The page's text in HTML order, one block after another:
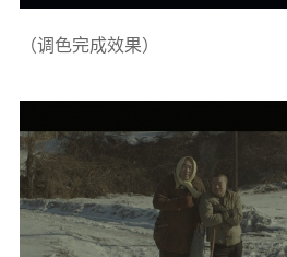
（调色完成效果）